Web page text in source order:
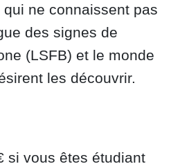
ne connaissent pas
des signes de
(LSFB) et le monde
les découvrir.
si vous êtes étudiant